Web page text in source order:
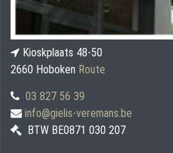
Kioskplaats 48-50
2660 Hoboken Route
03 827 56 39
info@gielis-veremans.be
BTW BE0871 030 207